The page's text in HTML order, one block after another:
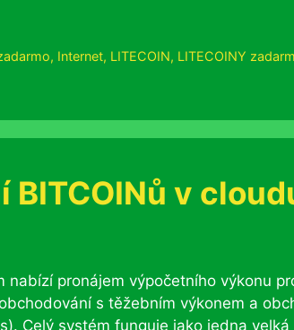
, Internet, LITECOIN, LITECOINY
BITCOINů v
nabízí pronájem výpočetního výkonu
s těžebním výkonem a
Celý systém funguje jako jedna